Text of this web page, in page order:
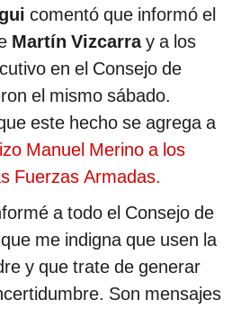
comentó que informó el
Martín Vizcarray a los
en el Consejo de
el mismo sábado.
este hecho se agrega a
Manuel Merino a los
Fuerzas Armadas.
a todo el Consejo de
me indigna que usen la
y que trate de generar
Son mensajes